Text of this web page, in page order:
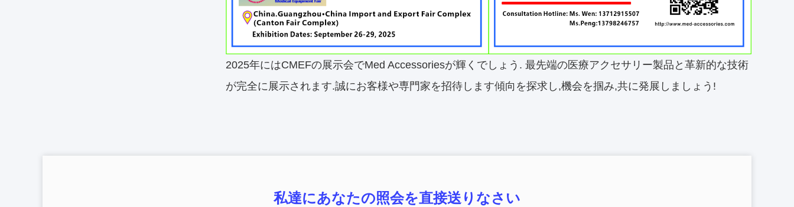
2025年にはCMEFの展示会でMed Accessoriesが輝くでしょう. 最先端の医療アクセサリー製品と革新的な技術
が完全に展示されます.誠にお客様や専門家を招待します傾向を探求し,機会を掴み,共に発展しましょう!
私達にあなたの照会を直接送りなさい